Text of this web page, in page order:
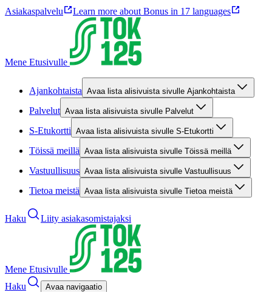
Asiakaspalvelu Learn more about Bonus in 17 languages
Mene Etusivulle
Ajankohtaista Avaa lista alisivuista sivulle Ajankohtaista
Palvelut Avaa lista alisivuista sivulle Palvelut
S-Etukortti Avaa lista alisivuista sivulle S-Etukortti
Töissä meillä Avaa lista alisivuista sivulle Töissä meillä
Vastuullisuus Avaa lista alisivuista sivulle Vastuullisuus
Tietoa meistä Avaa lista alisivuista sivulle Tietoa meistä
Haku Liity asiakasomistajaksi
Mene Etusivulle
Haku
Avaa navigaatio